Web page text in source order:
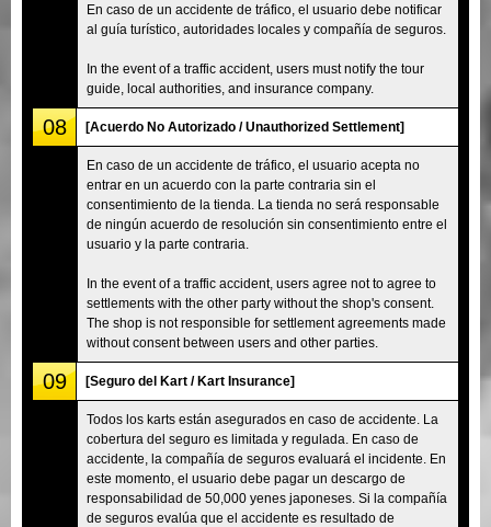
En caso de un accidente de tráfico, el usuario debe notificar
al guía turístico, autoridades locales y compañía de seguros.
In the event of a traffic accident, users must notify the tour
guide, local authorities, and insurance company.
08 [Acuerdo No Autorizado / Unauthorized Settlement]
En caso de un accidente de tráfico, el usuario acepta no
entrar en un acuerdo con la parte contraria sin el
consentimiento de la tienda. La tienda no será responsable
de ningún acuerdo de resolución sin consentimiento entre el
usuario y la parte contraria.
In the event of a traffic accident, users agree not to agree to
settlements with the other party without the shop's consent.
The shop is not responsible for settlement agreements made
without consent between users and other parties.
09 [Seguro del Kart / Kart Insurance]
Todos los karts están asegurados en caso de accidente. La
cobertura del seguro es limitada y regulada. En caso de
accidente, la compañía de seguros evaluará el incidente. En
este momento, el usuario debe pagar un descargo de
responsabilidad de 50,000 yenes japoneses. Si la compañía
de seguros evalúa que el accidente es resultado de